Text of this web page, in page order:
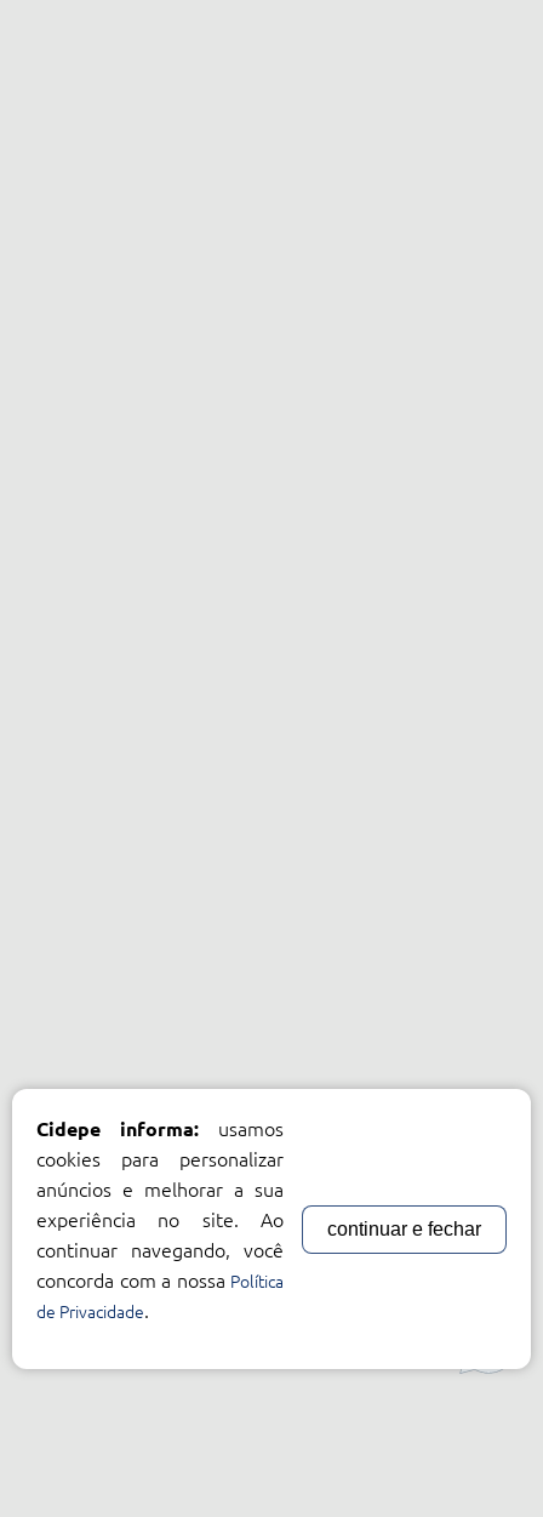
Cidepe informa: usamos
cookies para personalizar
anúncios e melhorar a sua
experiência no site. Ao
continuar navegando, você
concorda com a nossa Política
de Privacidade.
continuar e fechar